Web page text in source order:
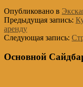
Опубликовано в
Предыдущая запись:
аренду
Следующая запись:
Основной